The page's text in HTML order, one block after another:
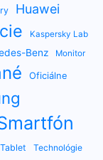
Huawei
Kaspersky Lab
Benz Monitor
Oficiálne
Tablet Technológie